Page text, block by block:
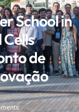
School in
de